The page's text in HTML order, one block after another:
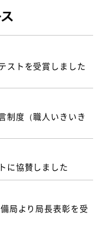
ストを受賞しました
制度（職人いきいき
に協賛しました
局より局長表彰を受